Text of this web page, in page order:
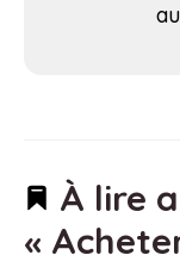
À lire
«